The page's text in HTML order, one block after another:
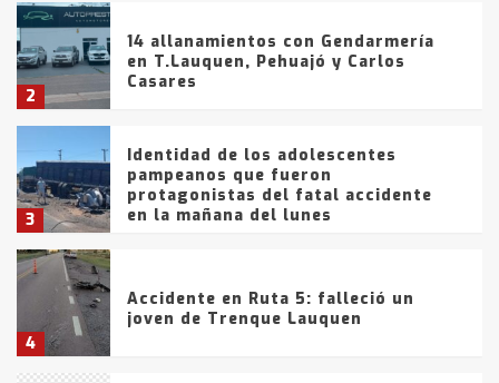
2
14 allanamientos con Gendarmería
en T.Lauquen, Pehuajó y Carlos
Casares
3
Identidad de los adolescentes
pampeanos que fueron
protagonistas del fatal accidente
en la mañana del lunes
4
Accidente en Ruta 5: falleció un
joven de Trenque Lauquen